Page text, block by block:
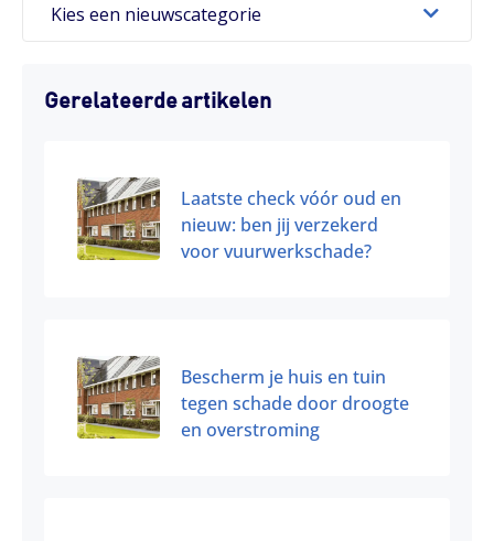
Kies een nieuwscategorie
Gerelateerde artikelen
Laatste check vóór oud en
nieuw: ben jij verzekerd
voor vuurwerkschade?
Bescherm je huis en tuin
tegen schade door droogte
en overstroming